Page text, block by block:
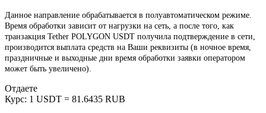
Данное направление обрабатывается в полуавтоматическом режиме.
Время обработки зависит от нагрузки на сеть, а после того, как
транзакция Tether POLYGON USDT получила подтверждение в сети,
производится выплата средств на Ваши реквизиты (в ночное время,
праздничные и выходные дни время обработки заявки оператором
может быть увеличено).
Отдаете
Курс: 1 USDT = 81.6435 RUB